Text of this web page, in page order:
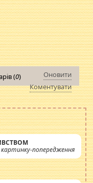
(0)
Оновити
Коментувати
картинку-попередження